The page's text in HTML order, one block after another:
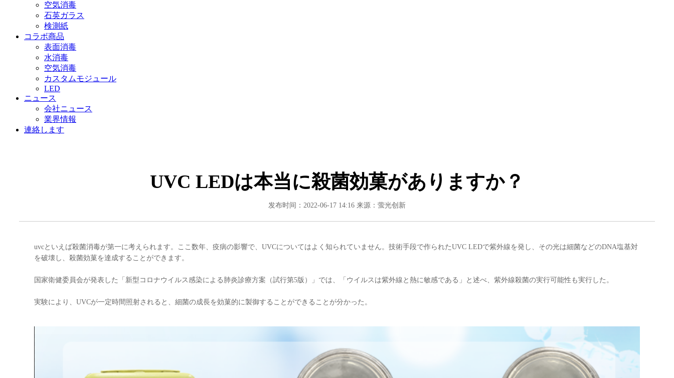
空気消毒
石英ガラス
検測紙
コラボ商品
表面消毒
水消毒
空気消毒
カスタムモジュール
LED
ニュース
会社ニュース
業界情報
連絡します
UVC LEDは本当に殺菌効菓がありますか？
发布时间：2022-06-17 14:16 来源：萤光创新
uvcといえば殺菌消毒が第一に考えられます。ここ数年、疫病の影響で、UVCについてはよく知られていません。技術手段で作られたUVC LEDで紫外線を発し、その光は細菌などのDNA塩基対
を破壊し、殺菌効菓を達成することができます。
国家衛健委員会が発表した「新型コロナウイルス感染による肺炎診療方案（試行第5版）」では、「ウイルスは紫外線と熱に敏感である」と述べ、紫外線殺菌の実行可能性も実行した。
実験により、UVCが一定時間照射されると、細菌の成長を効菓的に製御することができることが分かった。